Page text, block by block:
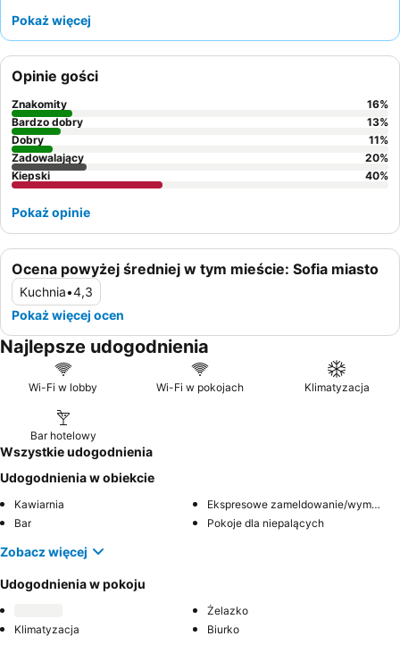
elastyczność w spożywaniu posiłków w pokoju, jest
chwalą
przyjazny i pomocny zespół recepcji
dostępność smacznego śniadania. Osobom szukającym
spokojniejszego pobytu zaleca się rezerwację pokoju z
widokiem na ogród.
Pokaż więcej
Ocena powyżej średniej w tym mieście: Sofia miasto
Kuchnia•4,3
Pokaż więcej ocen
Opinie gości
Znakomity 16%
Bardzo dobry
13%
Dobry
11%
Zadowalający
20%
Kiepski
40%
Pokaż opinie
Najlepsze udogodnienia
Wi-Fi w lobby Wi-Fi w pokojach Klimatyzacja
Bar hotelowy
Wszystkie udogodnienia
Udogodnienia w obiekcie
Kawiarnia
Ekspresowe zameldowanie/wymeldowanie
Bar
Pokoje dla niepalących
Zobacz więcej
Udogodnienia w pokoju
Żelazko
Klimatyzacja
Biurko